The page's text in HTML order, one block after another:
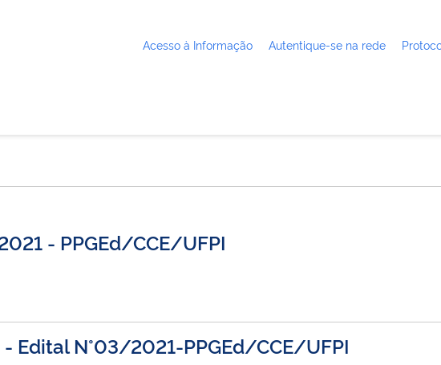
Acesso à Informação Autentique-se na rede
- PPGEd/CCE/UFPI
Edital N°03/2021-PPGEd/CCE/UFPI